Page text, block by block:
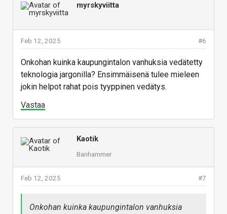
myrskyviitta
#6
Feb 12, 2025
Onkohan kuinka kaupungintalon vanhuksia vedätetty
teknologia jargonilla? Ensimmäisenä tulee mieleen
jokin helpot rahat pois tyyppinen vedätys.
Vastaa
Kaotik
Banhammer
#7
Feb 12, 2025
Onkohan kuinka kaupungintalon vanhuksia